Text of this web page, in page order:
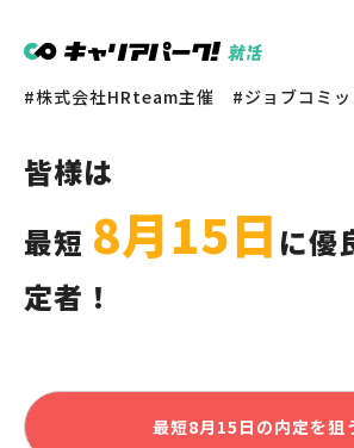
株式会社HRteam主催 ジョブコミッ
皆様は
最短 8月15日 に優
定者！
最短8月15日 の内定を